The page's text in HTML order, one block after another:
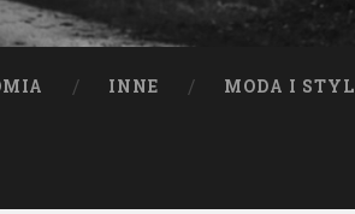
INNE MODA I STYL